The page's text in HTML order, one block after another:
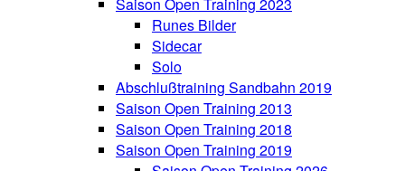
Runes Bilder
Sidecar
Solo
Abschlußtraining Sandbahn 2019
Saison Open Training 2013
Saison Open Training 2018
Saison Open Training 2019